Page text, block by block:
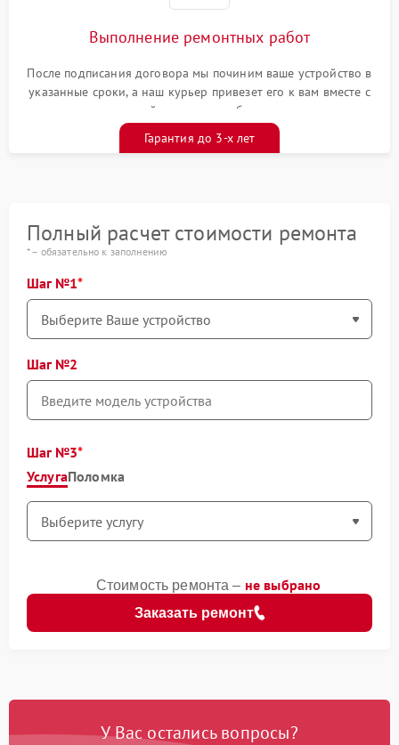
Выполнение ремонтных работ
После подписания договора мы починим ваше устройство в
указанные сроки, а наш курьер привезет его к вам вместе с
гарантийным талоном бесплатно
Гарантия до 3-х лет
Полный расчет стоимости ремонта
* – обязательно к заполнению
Шаг №1
Шаг №2
Шаг №3
УслугаПоломка
Заказать ремонт
Стоимость ремонта – не выбрано
У Вас остались вопросы?